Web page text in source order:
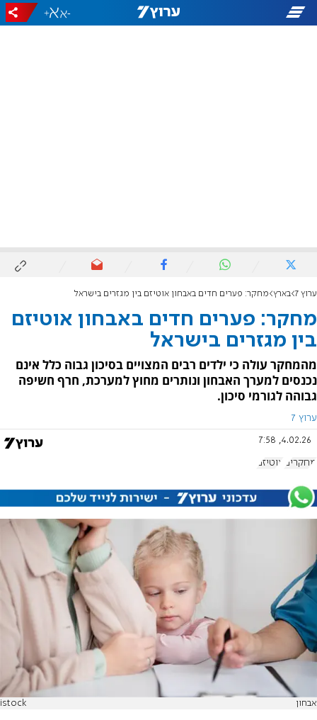
-
+
ערוץ 7 בארץ מחקר: פערים חדים באבחון אוטיזם בין מגזרים בישראל
מחקר: פערים חדים באבחון אוטיזם
בין מגזרים בישראל
מהמחקר עולה כי ילדים רבים המצויים בסיכון גבוה כלל אינם
נכנסים למערך האבחון ונותרים מחוץ למערכת, חרף חשיפה
גבוהה לגורמי סיכון.
ערוץ 7
4.02.26, 7:58
מחקרים אוטיזם
אבחון istock